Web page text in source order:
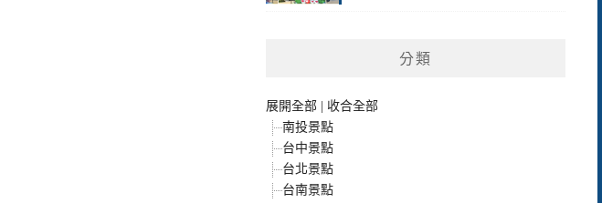
分類
展開全部
收合全部
南投景點
台中景點
台北景點
台南景點